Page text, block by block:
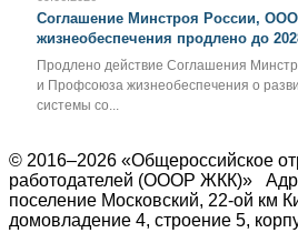
Соглашение Минстроя России,
жизнеобеспечения продлено до
Продлено действие Соглашения
и Профсоюза жизнеобеспечения о
системы со...
© 2016–2026 «Общероссийское
работодателей (ОООР ЖКК)»
поселение Московский, 22-ой км
домовладение 4, строение 5,